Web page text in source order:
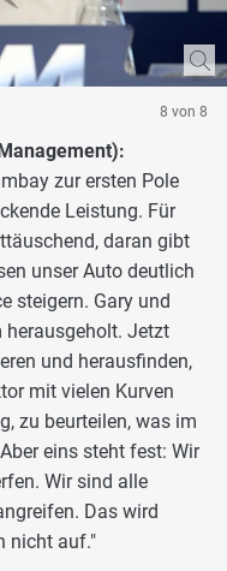
8 von 8
zur ersten Pole
Leistung. Für
daran gibt
unser Auto deutlich
steigern. Gary und
herausgeholt. Jetzt
und herausfinden,
mit vielen Kurven
zu beurteilen, was im
eins steht fest: Wir
Wir sind alle
Das wird
nicht auf."